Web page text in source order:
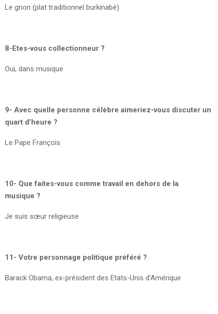
Le gnon (plat traditionnel burkinabè)
8-Etes-vous collectionneur ?
Oui, dans musique
9- Avec quelle personne célèbre aimeriez-vous discuter un
quart d’heure ?
Le Pape François
10- Que faites-vous comme travail en dehors de la
musique ?
Je suis sœur religieuse
11- Votre personnage politique préféré ?
Barack Obama, ex-président des Etats-Unis d’Amérique